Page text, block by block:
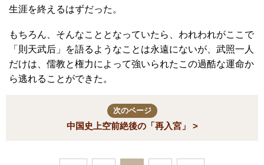
生涯を終えるはずだった。
もちろん、そんなこととなっていたら、われわれがここで
「則天武后」を語るようなことは永遠にないが、武照一人
だけは、儒教と権力によって強いられたこの過酷な運命か
ら逃れることができた。
次のページ
中国史上空前絶後の「再入宮」 >